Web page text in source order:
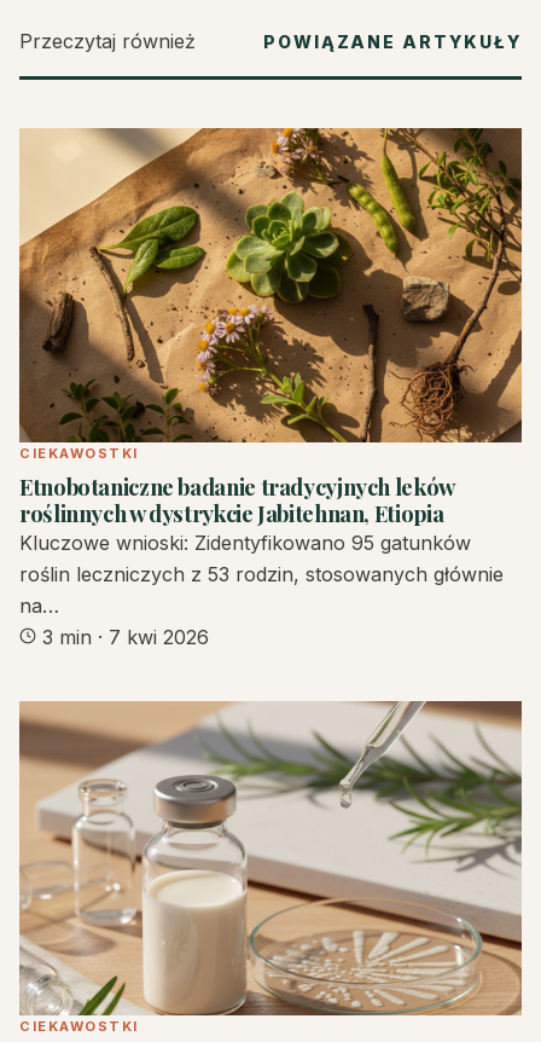
Przeczytaj również POWIĄZANE ARTYKUŁY
CIEKAWOSTKI
Etnobotaniczne badanie tradycyjnych leków
roślinnych w dystrykcie Jabitehnan, Etiopia
Kluczowe wnioski: Zidentyfikowano 95 gatunków
roślin leczniczych z 53 rodzin, stosowanych głównie
na…
3 min · 7 kwi 2026
CIEKAWOSTKI